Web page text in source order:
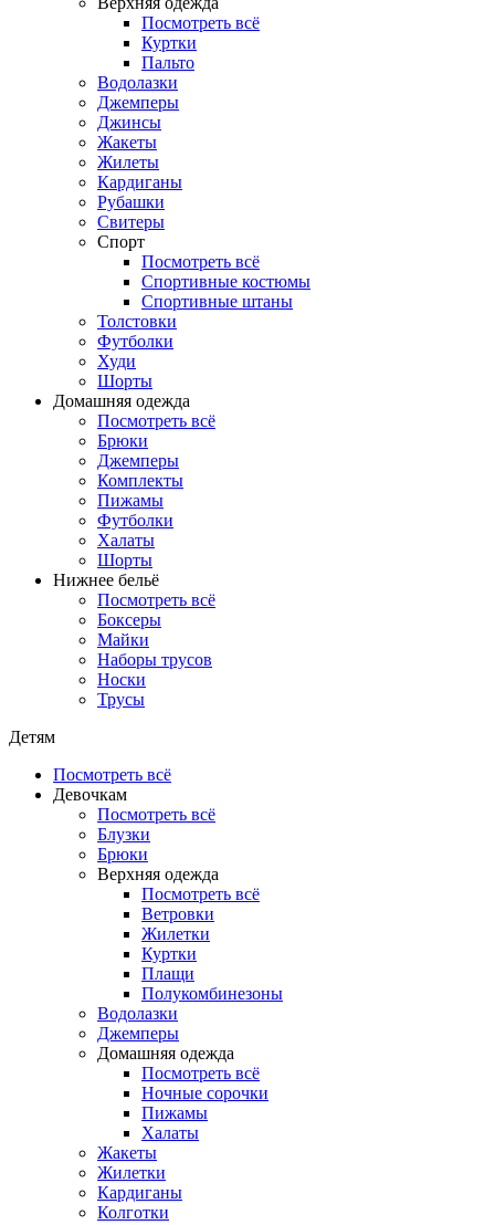
Посмотреть всё
Куртки
Пальто
Водолазки
Джемперы
Джинсы
Жакеты
Жилеты
Кардиганы
Рубашки
Свитеры
Спорт
Посмотреть всё
Спортивные костюмы
Спортивные штаны
Толстовки
Футболки
Худи
Шорты
Домашняя одежда
Посмотреть всё
Брюки
Джемперы
Комплекты
Пижамы
Футболки
Халаты
Шорты
Нижнее бельё
Посмотреть всё
Боксеры
Майки
Наборы трусов
Носки
Трусы
Детям
Посмотреть всё
Девочкам
Посмотреть всё
Блузки
Брюки
Верхняя одежда
Посмотреть всё
Ветровки
Жилетки
Куртки
Плащи
Полукомбинезоны
Водолазки
Джемперы
Домашняя одежда
Посмотреть всё
Ночные сорочки
Пижамы
Халаты
Жакеты
Жилетки
Кардиганы
Колготки